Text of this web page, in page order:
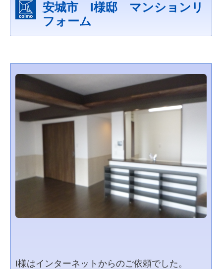
安城市 I様邸 マンションリ
フォーム
I様はインターネットからのご依頼でした。